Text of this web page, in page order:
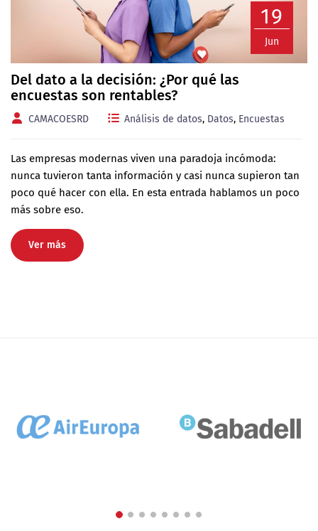
19
Jun
Del dato a la decisión: ¿Por qué las
encuestas son rentables?
CAMACOESRD Análisis de datos, Datos, Encuestas
Las empresas modernas viven una paradoja incómoda:
nunca tuvieron tanta información y casi nunca supieron tan
poco qué hacer con ella. En esta entrada hablamos un poco
más sobre eso.
Ver más